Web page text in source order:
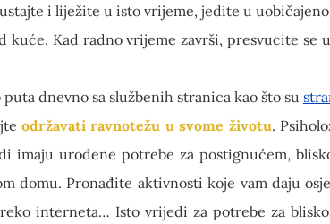
i liježite u isto vrijeme, jedite u
kuće. Kad radno vrijeme završi, presvucite se
dnevno sa službenih stranica kao što su
održavati ravnotežu u svome životu.
imaju urođene potrebe za postignućem,
domu. Pronađite aktivnosti koje vam daju
interneta… Isto vrijedi za potrebe za